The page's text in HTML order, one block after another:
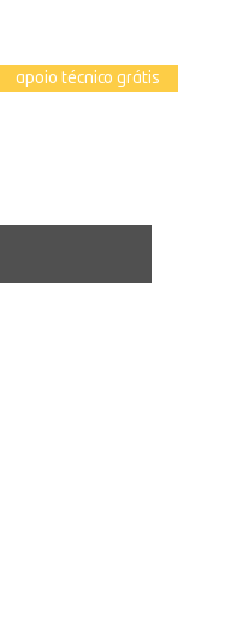
apoio técnico grátis